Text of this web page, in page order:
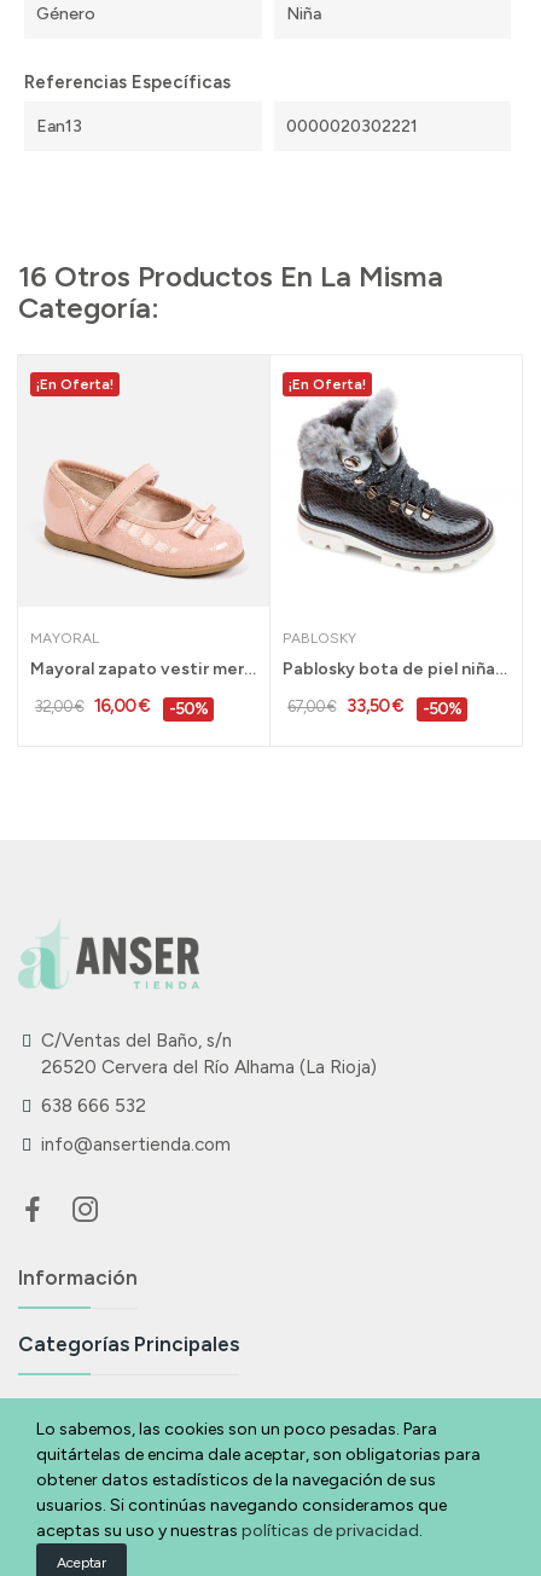
Género Niña
Referencias Específicas
Ean13 0000020302221
16 Otros Productos En La Misma
Categoría:
¡En Oferta!
MAYORAL
Mayoral zapato vestir mercedes ceremonia bebe...
32,00 € 16,00 € -50%
¡En Oferta!
PABLOSKY
Pablosky bota de piel niña calidad gris 28 al...
67,00 € 33,50 € -50%
C/Ventas del Baño, s/n
26520 Cervera del Río Alhama (La Rioja)
638 666 532
info@ansertienda.com
Información
Categorías Principales
Suscríbete A Nuestra Newsletter
Si eres acabas de llegar y quieres estar al día de todas nuestras
novedades y ofertas déjanos tu email y te lo contamos.
Lo sabemos, las cookies son un poco pesadas. Para
quitártelas de encima dale aceptar, son obligatorias para
obtener datos estadísticos de la navegación de sus
usuarios. Si continúas navegando consideramos que
aceptas su uso y nuestras políticas de privacidad.
Aceptar